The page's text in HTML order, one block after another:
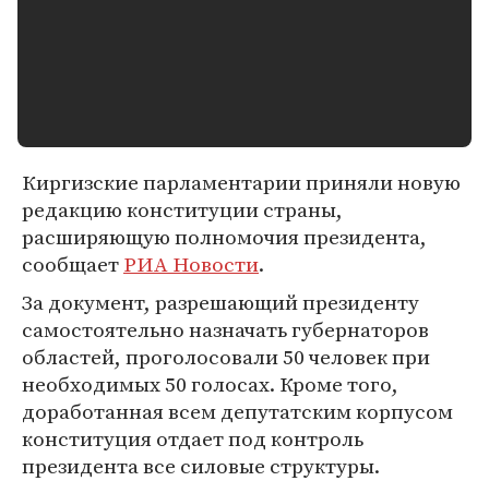
Киргизские парламентарии приняли новую
редакцию конституции страны,
расширяющую полномочия президента,
сообщаетРИА Новости.
За документ, разрешающий президенту
самостоятельно назначать губернаторов
областей, проголосовали 50 человек при
необходимых 50 голосах. Кроме того,
доработанная всем депутатским корпусом
конституция отдает под контроль
президента все силовые структуры.